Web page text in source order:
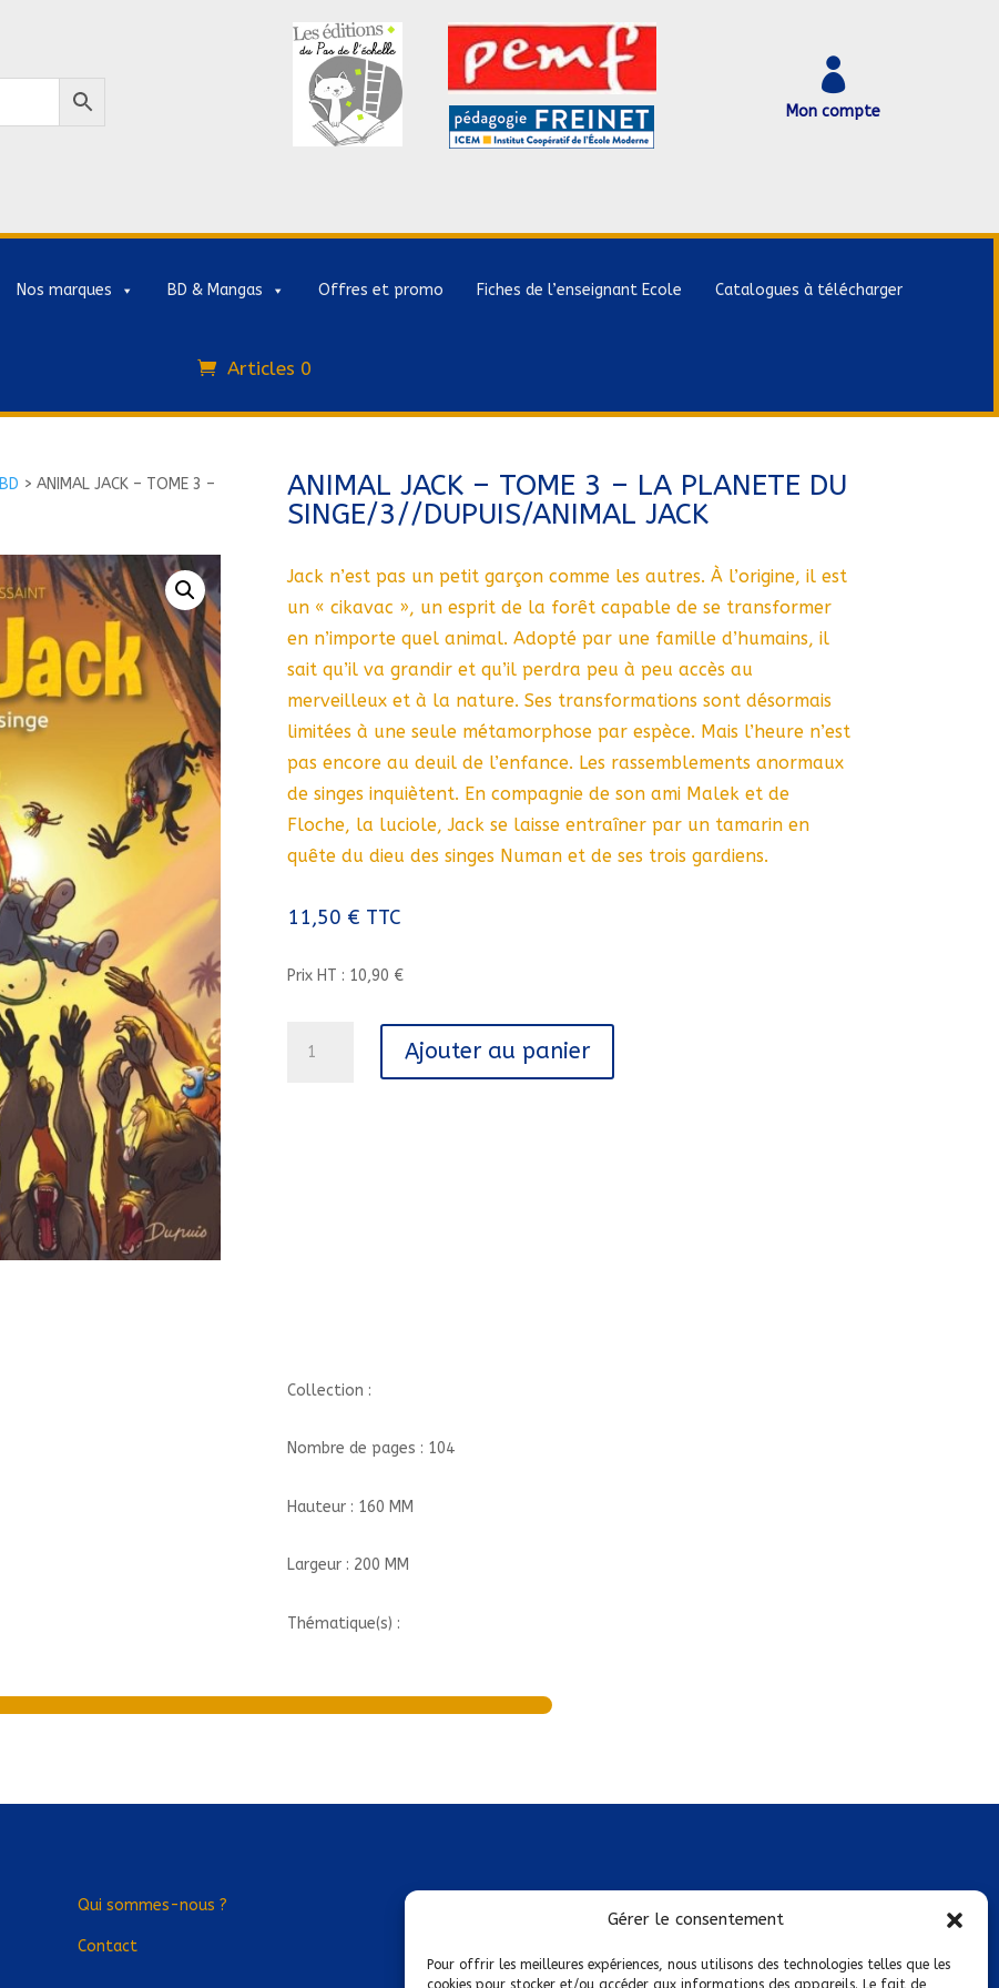
Gérer le consentement
Pour offrir les meilleures expériences, nous utilisons des technologies telles que les
cookies pour stocker et/ou accéder aux informations des appareils. Le fait de

Mon compte
Nos marques BD & Mangas Offres et promo Fiches de l’enseignant Ecole Catalogues à télécharger
Articles 0
BD >ANIMAL JACK – TOME 3 –
ANIMAL JACK – TOME 3 – LA PLANETE DU
SINGE/3//DUPUIS/ANIMAL JACK
Jack n’est pas un petit garçon comme les autres. À l’origine, il est
un « cikavac », un esprit de la forêt capable de se transformer
en n’importe quel animal. Adopté par une famille d’humains, il
sait qu’il va grandir et qu’il perdra peu à peu accès au
merveilleux et à la nature. Ses transformations sont désormais
limitées à une seule métamorphose par espèce. Mais l’heure n’est
pas encore au deuil de l’enfance. Les rassemblements anormaux
de singes inquiètent. En compagnie de son ami Malek et de
Floche, la luciole, Jack se laisse entraîner par un tamarin en
quête du dieu des singes Numan et de ses trois gardiens.
11,50 € TTC
Prix HT : 10,90 €
Ajouter au panier
Collection :
Nombre de pages : 104
Hauteur : 160 MM
Largeur : 200 MM
Thématique(s) :
Qui sommes-nous ?
Contact